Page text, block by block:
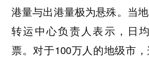
港量与出港量极为悬殊。当
转运中心负责人表示，日
票。对于100万人的地级市